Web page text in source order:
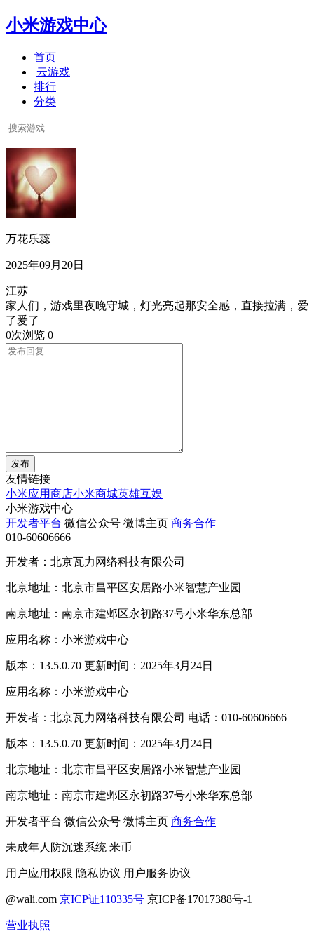
小米游戏中心
首页
云游戏
排行
分类
万花乐蕊
2025年09月20日
江苏
家人们，游戏里夜晚守城，灯光亮起那安全感，直接拉满，爱
了爱了
0次浏览 0
发布
友情链接
小米应用商店小米商城英雄互娱
小米游戏中心
开发者平台 微信公众号 微博主页 商务合作
010-60606666
开发者：北京瓦力网络科技有限公司
北京地址：北京市昌平区安居路小米智慧产业园
南京地址：南京市建邺区永初路37号小米华东总部
应用名称：小米游戏中心
版本：13.5.0.70 更新时间：2025年3月24日
应用名称：小米游戏中心
开发者：北京瓦力网络科技有限公司 电话：010-60606666
版本：13.5.0.70 更新时间：2025年3月24日
北京地址：北京市昌平区安居路小米智慧产业园
南京地址：南京市建邺区永初路37号小米华东总部
开发者平台 微信公众号 微博主页 商务合作
未成年人防沉迷系统 米币
用户应用权限 隐私协议 用户服务协议
@wali.com 京ICP证110335号 京ICP备17017388号-1
营业执照